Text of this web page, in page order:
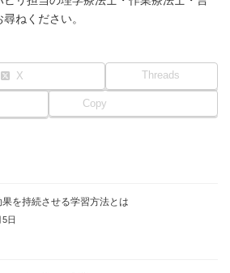
ねください。
X Threads
Copy
果を持続させる学習方法とは
日